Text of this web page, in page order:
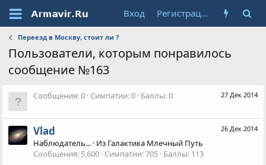
Вход Регистрация
Переезд в Москву, стоит ли ?
Пользователи, которым понравилось
сообщение №163
27 Дек 2014
Сообщения 0 Симпатии 0 Баллы 0
26 Дек 2014
Vlad
Наблюдатель... · Из Галактика Млечный Путь
Сообщения 5,600 Симпатии 705 Баллы 113